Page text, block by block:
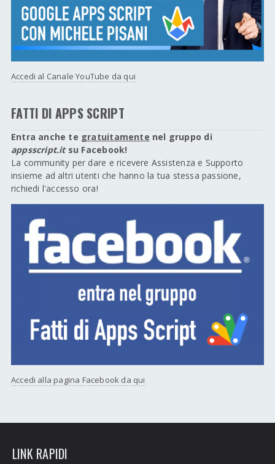
Accedi al Canale YouTube da qui
FATTI DI APPS SCRIPT
Entra anche te gratuitamente nel gruppo di
appsscript.itsu Facebook!
La community per dare e ricevere Assistenza e Supporto
insieme ad altri utenti che hanno la tua stessa passione,
richiedi l'accesso ora!
Accedi alla pagina Facebook da qui
LINK RAPIDI